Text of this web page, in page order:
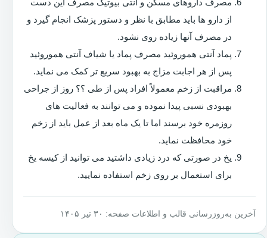
از دارو ها باید مطابق با نظر و دستور پزشک انجام گیرد و
در مصرف آنها زیاده روی نشود.
پماد آنتی هموروئید مصرف پماد یا شیاف آنتی هموروئید
پس از هر اجابت مزاج به بهبود سریع تر کمک می نماید.
مراقبت از زخم معمولاً افراد پس از طی ؟؟ روز از جراحی
بهبودی نسبی پیدا نموده و می توانند به فعالیت های
روزمره خود برسند اما تا یک ماه بعد از عمل باید از زخم
خود محافظت نماید.
یخ در صورتی که درد زیادی داشتید می توانید از کیسه یخ
برای استعمال بر روی زخم استفاده نمایید.
آخرین به‌روزرسانی قالب و اطلاعات صفحه: ۳۰ تیر ۱۴۰۵